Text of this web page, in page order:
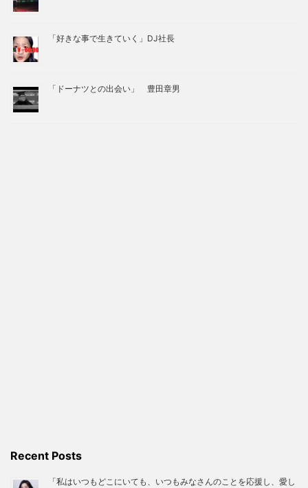
「好きな事で生きていく」DJ社長
「ドーナツとの出会い」 豊田章男
Recent Posts
「私はいつもどこにいても、いつもみなさんのことを応援し、愛し